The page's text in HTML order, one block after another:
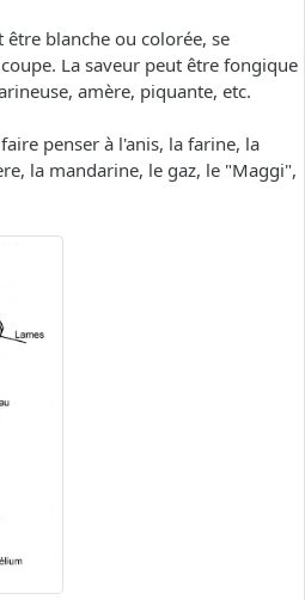
blanche ou colorée, se
La saveur peut être fongique
amère, piquante, etc.
penser à l'anis, la farine, la
la mandarine, le gaz, le "Maggi",